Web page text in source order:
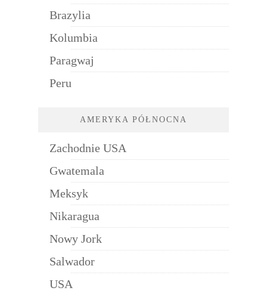
Brazylia
Kolumbia
Paragwaj
Peru
AMERYKA PÓŁNOCNA
Zachodnie USA
Gwatemala
Meksyk
Nikaragua
Nowy Jork
Salwador
USA